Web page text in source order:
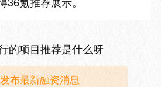
的项目推荐是什么呀
布最新融资消息